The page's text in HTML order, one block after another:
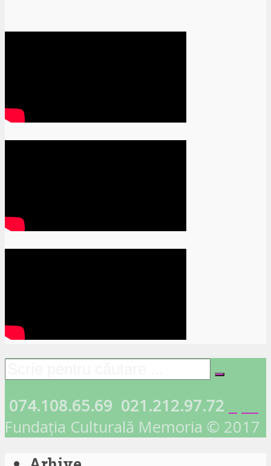
074.108.65.69 021.212.97.72
Fundația Culturală Memoria © 2017